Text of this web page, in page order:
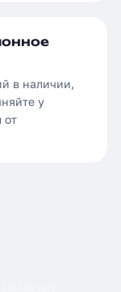
в наличии,
у
от